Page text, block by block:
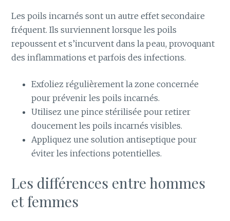
Les poils incarnés sont un autre effet secondaire
fréquent. Ils surviennent lorsque les poils
repoussent et s’incurvent dans la peau, provoquant
des inflammations et parfois des infections.
Exfoliez régulièrement la zone concernée
pour prévenir les poils incarnés.
Utilisez une pince stérilisée pour retirer
doucement les poils incarnés visibles.
Appliquez une solution antiseptique pour
éviter les infections potentielles.
Les différences entre hommes
et femmes